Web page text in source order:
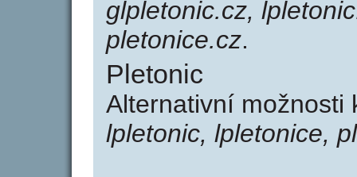
glpletonic.cz,
pletonice.cz.
Pletonic
Alternativní
lpletonic, lpletonice,